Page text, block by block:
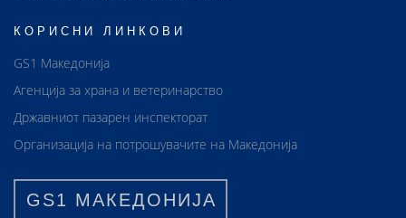
КОРИСНИ ЛИНКОВИ
GS1 Македонија
Агенција за храна и ветеринарство
Државниот пазарен инспекторат
Организација на потрошувачите на Македонија
GS1 МАКЕДОНИЈА